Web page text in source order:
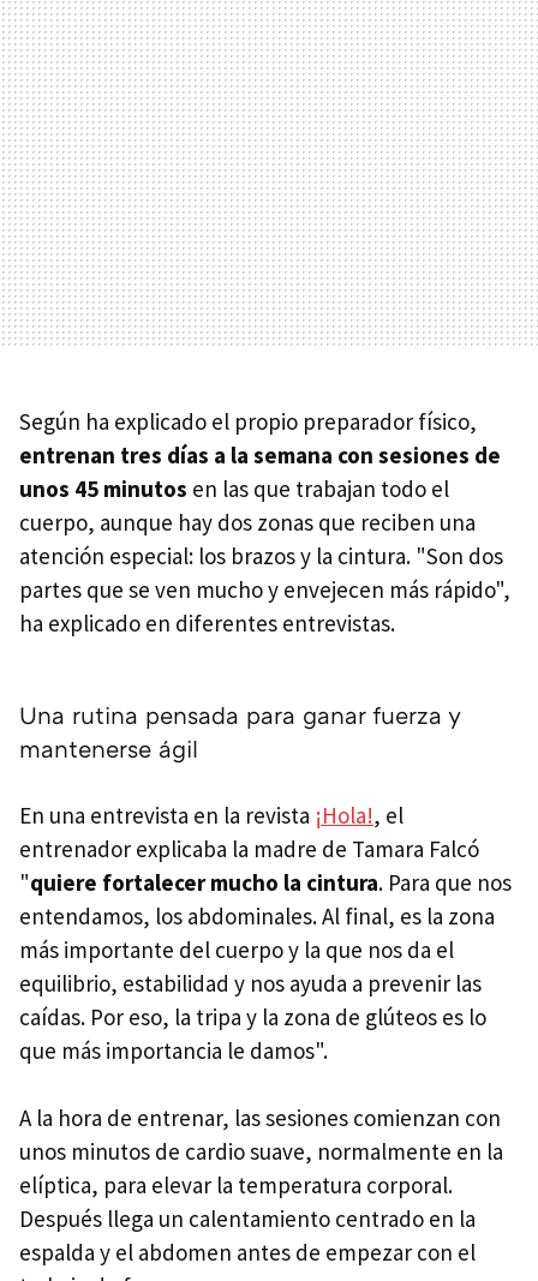
Según ha explicado el propio preparador físico,
entrenan tres días a la semana con sesiones de
unos 45 minutos en las que trabajan todo el
cuerpo, aunque hay dos zonas que reciben una
atención especial: los brazos y la cintura. "Son dos
partes que se ven mucho y envejecen más rápido",
ha explicado en diferentes entrevistas.
Una rutina pensada para ganar fuerza y
mantenerse ágil
En una entrevista en la revista ¡Hola!, el
entrenador explicaba la madre de Tamara Falcó
"quiere fortalecer mucho la cintura. Para que nos
entendamos, los abdominales. Al final, es la zona
más importante del cuerpo y la que nos da el
equilibrio, estabilidad y nos ayuda a prevenir las
caídas. Por eso, la tripa y la zona de glúteos es lo
que más importancia le damos".
A la hora de entrenar, las sesiones comienzan con
unos minutos de cardio suave, normalmente en la
elíptica, para elevar la temperatura corporal.
Después llega un calentamiento centrado en la
espalda y el abdomen antes de empezar con el